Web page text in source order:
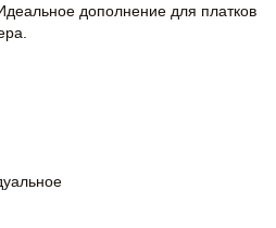
дополнение для платков